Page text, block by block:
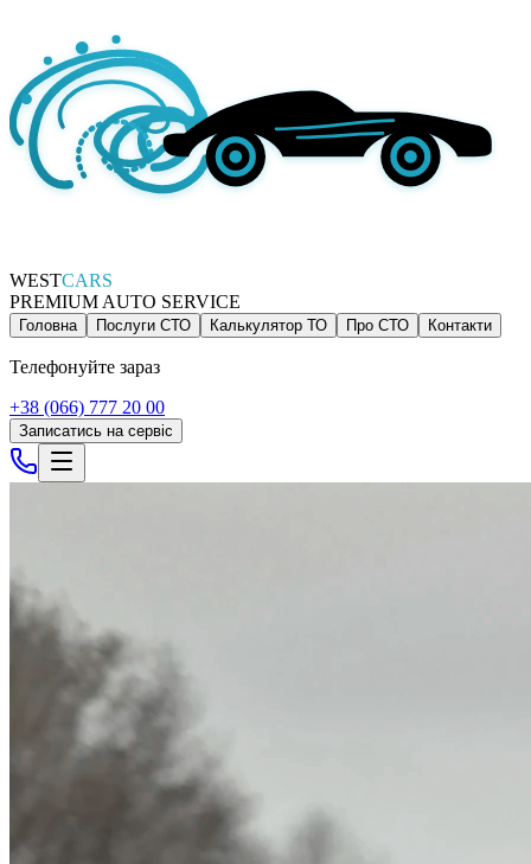
WESTCARS
PREMIUM AUTO SERVICE
Головна Послуги СТО Калькулятор ТО Про СТО Контакти
Телефонуйте зараз
+38 (066) 777 20 00
Записатись на сервіс